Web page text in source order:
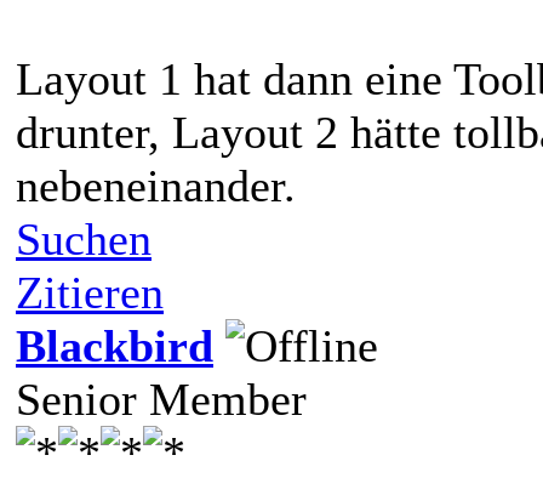
Layout 1 hat dann eine
drunter, Layout 2 hätte
nebeneinander.
Suchen
Zitieren
Blackbird
Senior Member